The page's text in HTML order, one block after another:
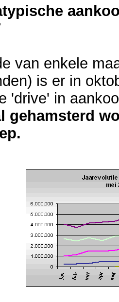
van enkele
is er in
'drive' in
gehamsterd